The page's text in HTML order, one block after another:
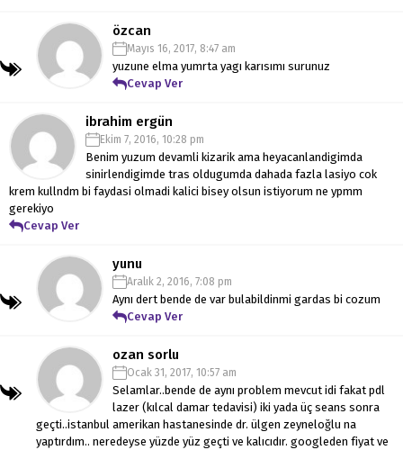
özcan
Mayıs 16, 2017, 8:47 am
yuzune elma yumrta yagı karısımı surunuz
Cevap Ver
ibrahim ergün
Ekim 7, 2016, 10:28 pm
Benim yuzum devamli kizarik ama heyacanlandigimda
sinirlendigimde tras oldugumda dahada fazla lasiyo cok
krem kullndm bi faydasi olmadi kalici bisey olsun istiyorum ne ypmm
gerekiyo
Cevap Ver
yunu
Aralık 2, 2016, 7:08 pm
Aynı dert bende de var bulabildinmi gardas bi cozum
Cevap Ver
ozan sorlu
Ocak 31, 2017, 10:57 am
Selamlar..bende de aynı problem mevcut idi fakat pdl
lazer (kılcal damar tedavisi) iki yada üç seans sonra
geçti..istanbul amerikan hastanesinde dr. ülgen zeyneloğlu na
yaptırdım.. neredeyse yüzde yüz geçti ve kalıcıdır. googleden fiyat ve